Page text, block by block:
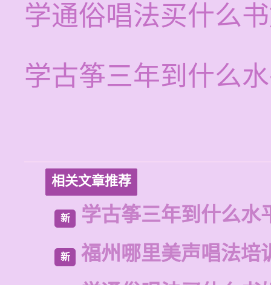
学通俗唱法买什么
学古筝三年到什么
相关文章推荐
新 学古筝三年到什么水
新
福州哪里美声唱法培